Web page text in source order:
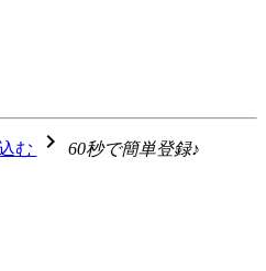
む navigate_next 60秒で簡単登録♪